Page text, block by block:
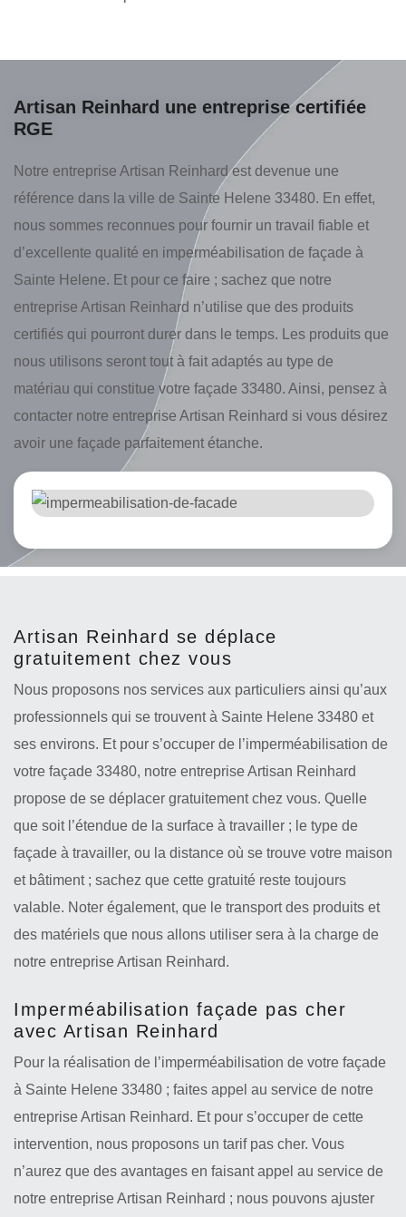
Artisan Reinhard une entreprise certifiée
RGE
Notre entreprise Artisan Reinhard est devenue une
référence dans la ville de Sainte Helene 33480. En effet,
nous sommes reconnues pour fournir un travail fiable et
d’excellente qualité en imperméabilisation de façade à
Sainte Helene. Et pour ce faire ; sachez que notre
entreprise Artisan Reinhard n’utilise que des produits
certifiés qui pourront durer dans le temps. Les produits que
nous utilisons seront tout à fait adaptés au type de
matériau qui constitue votre façade 33480. Ainsi, pensez à
contacter notre entreprise Artisan Reinhard si vous désirez
avoir une façade parfaitement étanche.
Artisan Reinhard se déplace
gratuitement chez vous
Nous proposons nos services aux particuliers ainsi qu’aux
professionnels qui se trouvent à Sainte Helene 33480 et
ses environs. Et pour s’occuper de l’imperméabilisation de
votre façade 33480, notre entreprise Artisan Reinhard
propose de se déplacer gratuitement chez vous. Quelle
que soit l’étendue de la surface à travailler ; le type de
façade à travailler, ou la distance où se trouve votre maison
et bâtiment ; sachez que cette gratuité reste toujours
valable. Noter également, que le transport des produits et
des matériels que nous allons utiliser sera à la charge de
notre entreprise Artisan Reinhard.
Imperméabilisation façade pas cher
avec Artisan Reinhard
Pour la réalisation de l’imperméabilisation de votre façade
à Sainte Helene 33480 ; faites appel au service de notre
entreprise Artisan Reinhard. Et pour s’occuper de cette
intervention, nous proposons un tarif pas cher. Vous
n’aurez que des avantages en faisant appel au service de
notre entreprise Artisan Reinhard ; nous pouvons ajuster